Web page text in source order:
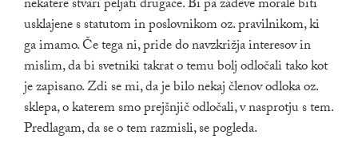
nekatere stvari peljati drugače. Bi pa zadeve morale biti
usklajene s statutom in poslovnikom oz. pravilnikom, ki
ga imamo. Če tega ni, pride do navzkrižja interesov in
mislim, da bi svetniki takrat o temu bolj odločali tako kot
je zapisano. Zdi se mi, da je bilo nekaj členov odloka oz.
sklepa, o katerem smo prejšnjič odločali, v nasprotju s tem.
Predlagam, da se o tem razmisli, se pogleda.